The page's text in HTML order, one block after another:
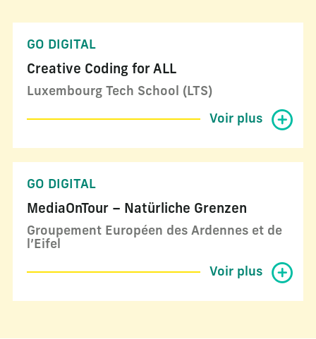
GO DIGITAL
Creative Coding for ALL
Luxembourg Tech School (LTS)
Voir plus
GO DIGITAL
MediaOnTour – Natürliche Grenzen
Groupement Européen des Ardennes et de
l’Eifel
Voir plus